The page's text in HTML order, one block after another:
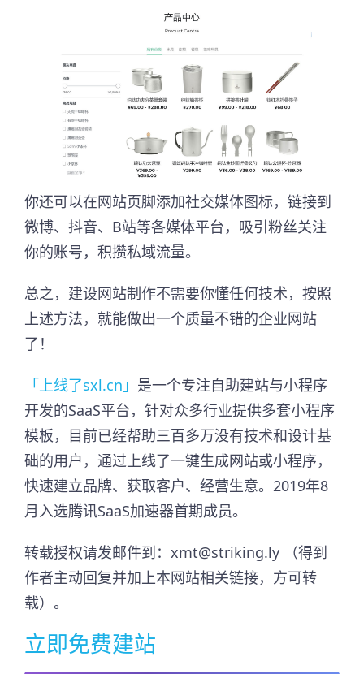
你还可以在网站页脚添加社交媒体图标，链接到
微博、抖音、B站等各媒体平台，吸引粉丝关注
你的账号，积攒私域流量。
总之，建设网站制作不需要你懂任何技术，按照
上述方法，就能做出一个质量不错的企业网站
了！
「上线了sxl.cn」 是一个专注自助建站与小程序
开发的SaaS平台，针对众多行业提供多套小程序
模板，目前已经帮助三百多万没有技术和设计基
础的用户，通过上线了一键生成网站或小程序，
快速建立品牌、获取客户、经营生意。2019年8
月入选腾讯SaaS加速器首期成员。​
转载授权请发邮件到：xmt@striking.ly （得到
作者主动回复并加上本网站相关链接，方可转
载）。
立即免费建站